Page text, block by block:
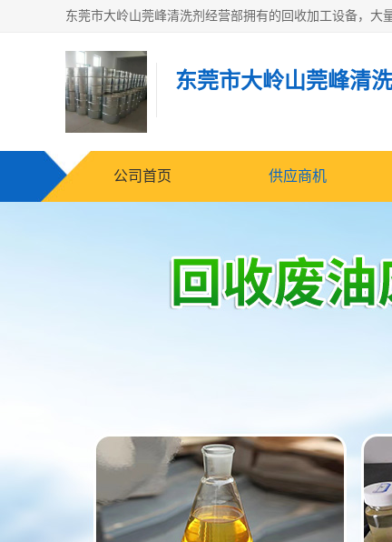
东莞市大岭山莞峰清
公司首页 供应商机